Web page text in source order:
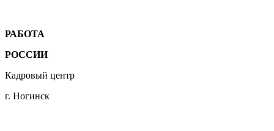
РАБОТА
РОССИИ
Кадровый центр
г. Ногинск